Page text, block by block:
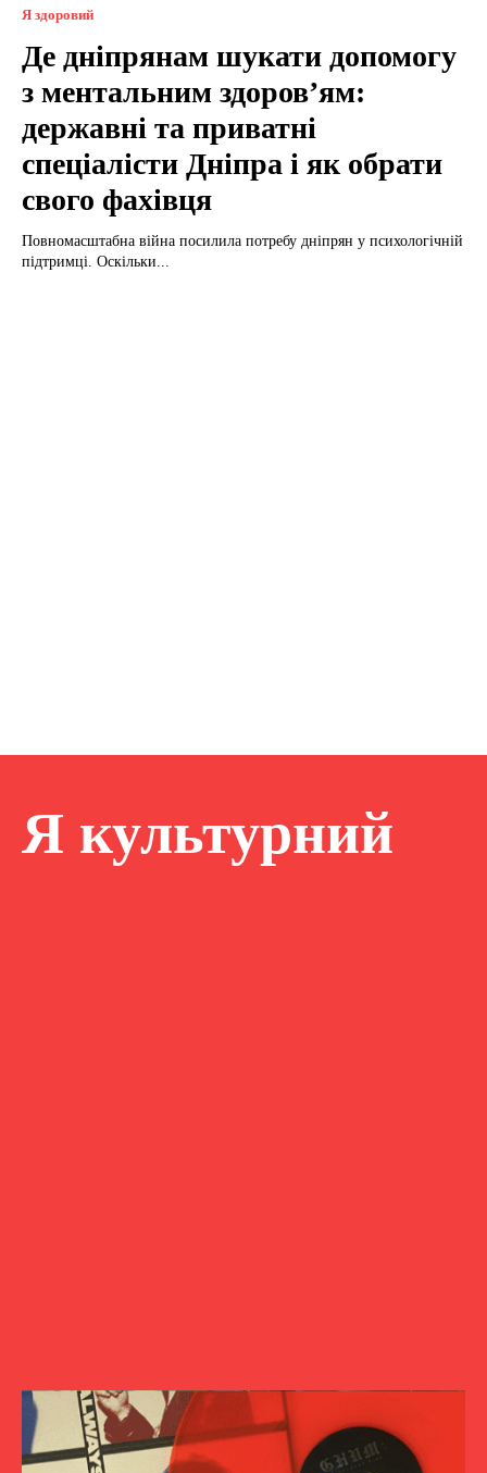
Я здоровий
Де дніпрянам шукати допомогу
з ментальним здоров’ям:
державні та приватні
спеціалісти Дніпра і як обрати
свого фахівця
Повномасштабна війна посилила потребу дніпрян у психологічній
підтримці. Оскільки...
Я культурний